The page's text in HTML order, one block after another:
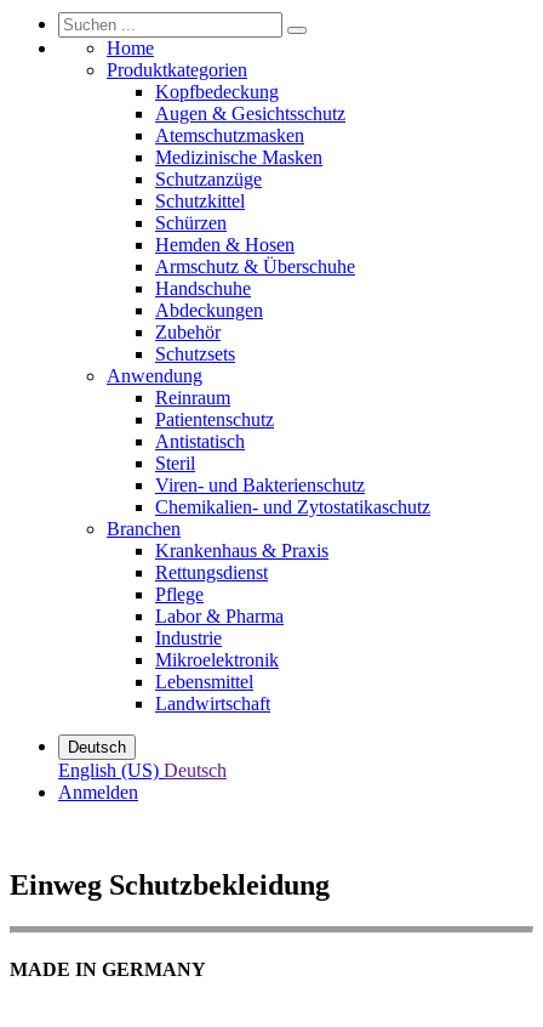
Home
Produktkategorien
Kopfbedeckung
Augen & Gesichtsschutz
Atemschutzmasken
Medizinische Masken
Schutzanzüge
Schutzkittel
Schürzen
Hemden & Hosen
Armschutz & Überschuhe
Handschuhe
Abdeckungen
Zubehör
Schutzsets
Anwendung
Reinraum
Patientenschutz
Antistatisch
Steril
Viren- und Bakterienschutz
Chemikalien- und Zytostatikaschutz
Branchen
Krankenhaus & Praxis
Rettungsdienst
Pflege
Labor & Pharma
Industrie
Mikroelektronik
Lebensmittel
Landwirtschaft
Deutsch
English (US) Deutsch
Anmelden
Einweg Schutzbekleidung
MADE IN GERMANY